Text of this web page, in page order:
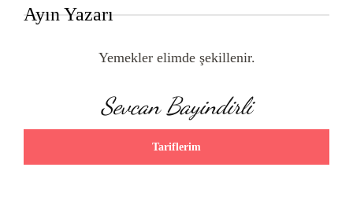
Ayın Yazarı
Yemekler elimde şekillenir.
Sevcan Bayindirli
Tariflerim